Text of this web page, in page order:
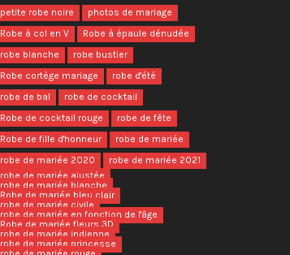
petite robe noire
photos de mariage
Robe à col en V
Robe à épaule dénudée
robe blanche
robe bustier
Robe cortège mariage
robe d'été
robe de bal
robe de cocktail
Robe de cocktail rouge
robe de fête
Robe de fille d'honneur
robe de mariée
robe de mariée 2020
robe de mariée 2021
robe de mariée ajustée
robe de mariée blanche
Robe de mariée bleu clair
robe de mariée civile
robe de mariée en fonction de l'âge
Robe de mariée fleurs 3D
robe de mariée indienne
robe de mariée princesse